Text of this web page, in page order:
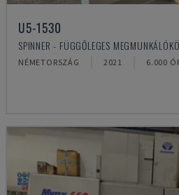
U5-1530
SPINNER - FÜGGŐLEGES
NÉMETORSZÁG 2021 6.000